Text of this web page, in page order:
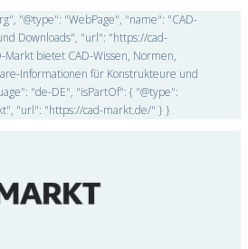
"@type": "WebPage", "name": "CAD-
Downloads", "url": "https://cad-
bietet CAD-Wissen, Normen,
Informationen für Konstrukteure und
"de-DE", "isPartOf": { "@type":
"url": "https://cad-markt.de/" } }